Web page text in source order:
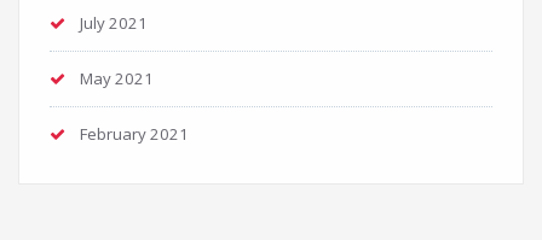
July 2021
May 2021
February 2021